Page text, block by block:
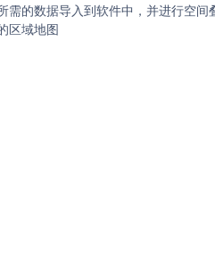
需的数据导入到软件中，并进行空